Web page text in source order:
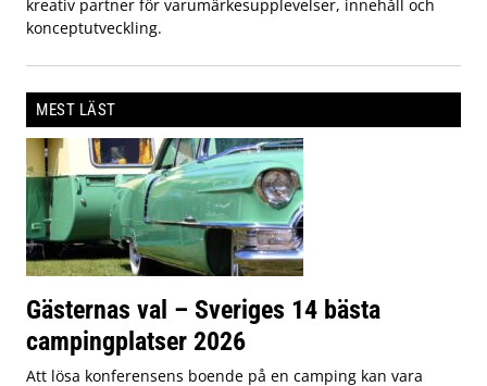
kreativ partner för varumärkesupplevelser, innehåll och
konceptutveckling.
MEST LÄST
Gästernas val – Sveriges 14 bästa
campingplatser 2026
Att lösa konferensens boende på en camping kan vara